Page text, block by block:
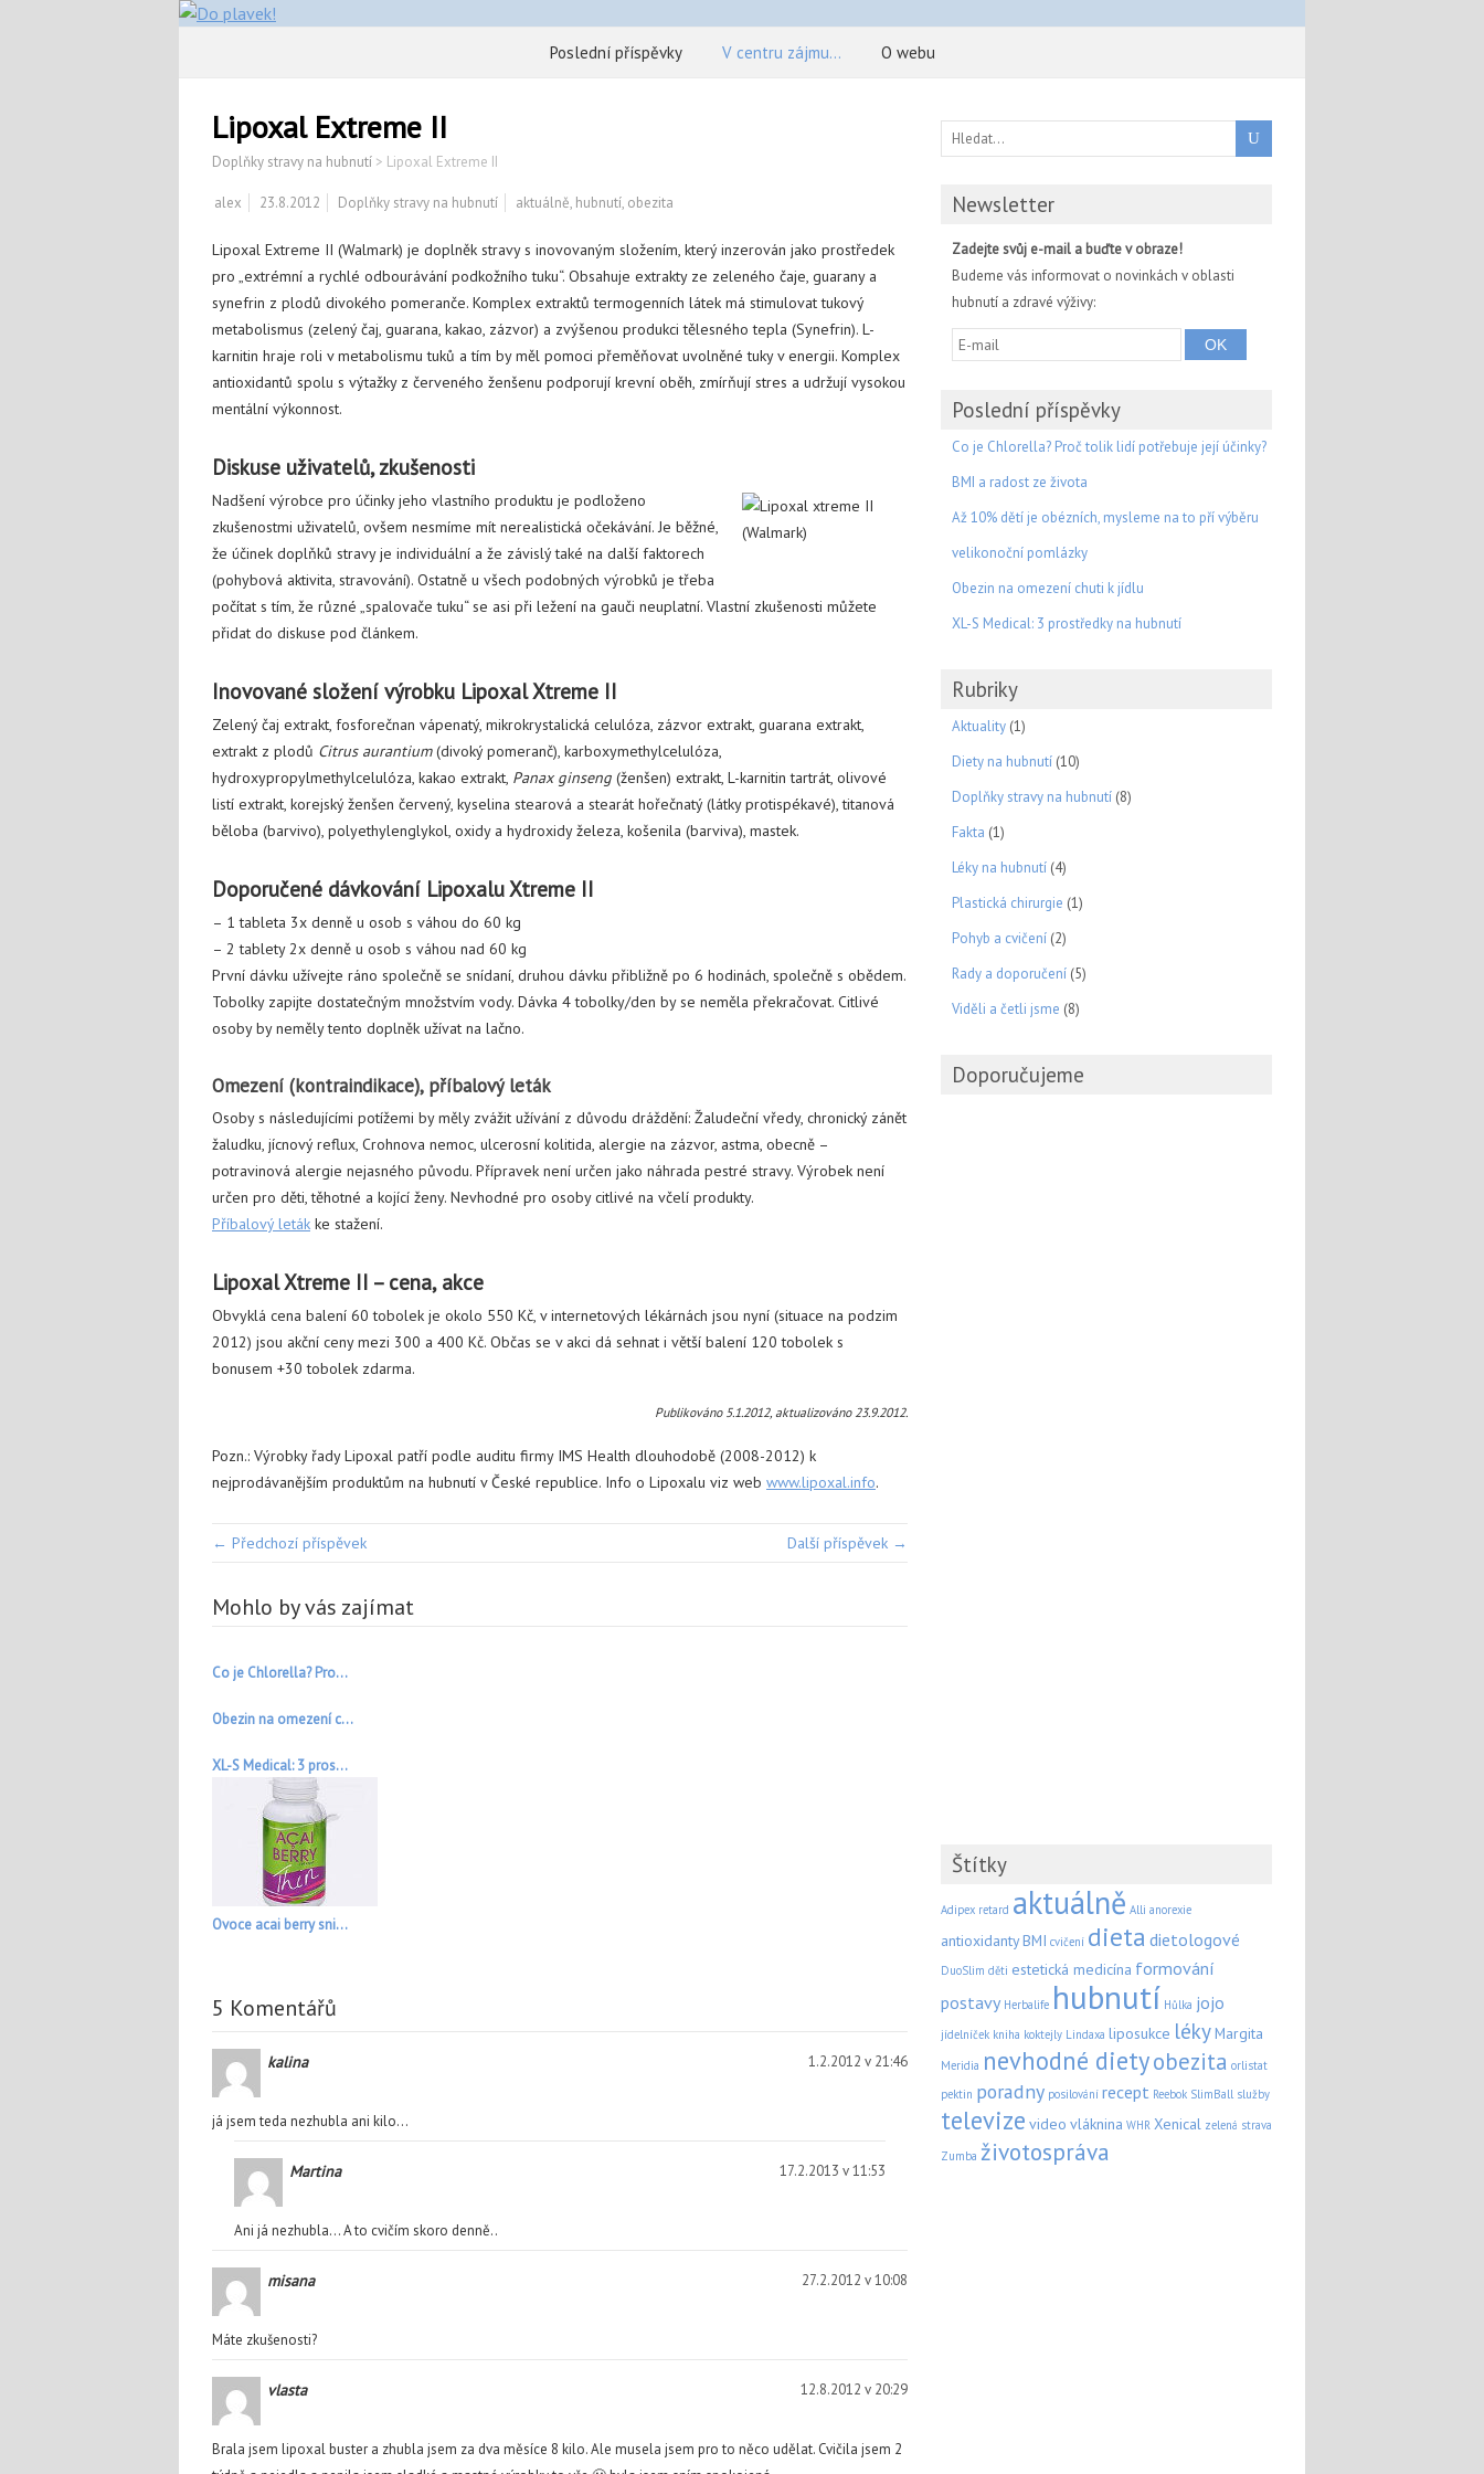
Poslední příspěvky V centru zájmu… O webu
Lipoxal Extreme II
Doplňky stravy na hubnutí > Lipoxal Extreme II
alex 23.8.2012 Doplňky stravy na hubnutí aktuálně, hubnutí, obezita
Lipoxal Extreme II (Walmark) je doplněk stravy s inovovaným složením, který inzerován jako prostředek
pro „extrémní a rychlé odbourávání podkožního tuku“. Obsahuje extrakty ze zeleného čaje, guarany a
synefrin z plodů divokého pomeranče. Komplex extraktů termogenních látek má stimulovat tukový
metabolismus (zelený čaj, guarana, kakao, zázvor) a zvýšenou produkci tělesného tepla (Synefrin). L-
karnitin hraje roli v metabolismu tuků a tím by měl pomoci přeměňovat uvolněné tuky v energii. Komplex
antioxidantů spolu s výtažky z červeného ženšenu podporují krevní oběh, zmírňují stres a udržují vysokou
mentální výkonnost.
Diskuse uživatelů, zkušenosti
Nadšení výrobce pro účinky jeho vlastního produktu je podloženo
zkušenostmi uživatelů, ovšem nesmíme mít nerealistická očekávání. Je běžné,
že účinek doplňků stravy je individuální a že závislý také na další faktorech
(pohybová aktivita, stravování). Ostatně u všech podobných výrobků je třeba
počítat s tím, že různé „spalovače tuku“ se asi při ležení na gauči neuplatní. Vlastní zkušenosti můžete
přidat do diskuse pod článkem.
Inovované složení výrobku Lipoxal Xtreme II
Zelený čaj extrakt, fosforečnan vápenatý, mikrokrystalická celulóza, zázvor extrakt, guarana extrakt,
extrakt z plodů Citrus aurantium(divoký pomeranč), karboxymethylcelulóza,
hydroxypropylmethylcelulóza, kakao extrakt, Panax ginseng (ženšen) extrakt, L-karnitin tartrát, olivové
listí extrakt, korejský ženšen červený, kyselina stearová a stearát hořečnatý (látky protispékavé), titanová
běloba (barvivo), polyethylenglykol, oxidy a hydroxidy železa, košenila (barviva), mastek.
Doporučené dávkování Lipoxalu Xtreme II
– 1 tableta 3x denně u osob s váhou do 60 kg
– 2 tablety 2x denně u osob s váhou nad 60 kg
První dávku užívejte ráno společně se snídaní, druhou dávku přibližně po 6 hodinách, společně s obědem.
Tobolky zapijte dostatečným množstvím vody. Dávka 4 tobolky/den by se neměla překračovat. Citlivé
osoby by neměly tento doplněk užívat na lačno.
Omezení (kontraindikace), příbalový leták
Osoby s následujícími potížemi by měly zvážit užívání z důvodu dráždění: Žaludeční vředy, chronický zánět
žaludku, jícnový reflux, Crohnova nemoc, ulcerosní kolitida, alergie na zázvor, astma, obecně –
potravinová alergie nejasného původu. Přípravek není určen jako náhrada pestré stravy. Výrobek není
určen pro děti, těhotné a kojící ženy. Nevhodné pro osoby citlivé na včelí produkty.
Příbalový leták ke stažení.
Lipoxal Xtreme II – cena, akce
Obvyklá cena balení 60 tobolek je okolo 550 Kč, v internetových lékárnách jsou nyní (situace na podzim
2012) jsou akční ceny mezi 300 a 400 Kč. Občas se v akci dá sehnat i větší balení 120 tobolek s
bonusem +30 tobolek zdarma.
Publikováno 5.1.2012, aktualizováno 23.9.2012.
Pozn.: Výrobky řady Lipoxal patří podle auditu firmy IMS Health dlouhodobě (2008-2012) k
nejprodávanějším produktům na hubnutí v České republice. Info o Lipoxalu viz web www.lipoxal.info.
← Předchozí příspěvek Další příspěvek →
Mohlo by vás zajímat
Co je Chlorella? Pro...
Obezin na omezení c...
XL-S Medical: 3 pros...
Ovoce acai berry sni...
5 Komentářů
kalina 1.2.2012 v 21:46
já jsem teda nezhubla ani kilo…
Martina 17.2.2013 v 11:53
Ani já nezhubla… A to cvičím skoro denně..
misana 27.2.2012 v 10:08
Máte zkušenosti?
vlasta 12.8.2012 v 20:29
Brala jsem lipoxal buster a zhubla jsem za dva měsíce 8 kilo. Ale musela jsem pro to něco udělat. Cvičila jsem 2
Newsletter
Zadejte svůj e-mail a buďte v obraze!
Budeme vás informovat o novinkách v oblasti
hubnutí a zdravé výživy:
Poslední příspěvky
Co je Chlorella? Proč tolik lidí potřebuje její účinky?
BMI a radost ze života
Až 10% dětí je obézních, mysleme na to pří výběru
velikonoční pomlázky
Obezin na omezení chuti k jídlu
XL-S Medical: 3 prostředky na hubnutí
Rubriky
Aktuality (1)
Diety na hubnutí (10)
Doplňky stravy na hubnutí (8)
Fakta (1)
Léky na hubnutí (4)
Plastická chirurgie (1)
Pohyb a cvičení (2)
Rady a doporučení (5)
Viděli a četli jsme (8)
Doporučujeme
Štítky
Adipex retard aktuálně Alli anorexie
antioxidantyBMI cvičení dieta dietologové
DuoSlim děti estetická medicína formování
postavy Herbalife hubnutí Hůlka jojo
jídelníček kniha koktejly Lindaxa liposukce lékyMargita
Meridia nevhodné dietyobezita orlistat
pektin poradny posilování recept Reebok SlimBall služby
televize video vláknina WHR Xenical zelená strava
Zumba životospráva